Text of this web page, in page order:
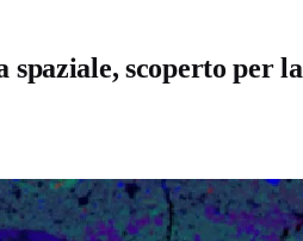
spaziale, scoperto